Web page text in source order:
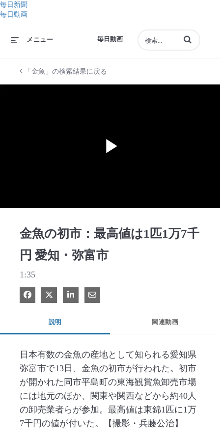
毎日新聞
毎日動画
毎日動画
メニュー 動画の検索語句
「金魚」の検索結果に戻る
金魚の初市：最高値は1匹1万7千
円 愛知・弥富市
1:35
Facebook で共有
Xで共有する
LinkedIn で共有
電子メールで共有
説明 関連動画
日本有数の金魚の産地として知られる愛知県
弥富市で13日、金魚の初市が行われた。初市
が開かれた同市平島町の東海観賞魚卸売市場
には地元のほか、関東や関西などから約40人
の卸売業者らが参加。最高値は東錦1匹に1万
7千円の値が付いた。【撮影・兵藤公治】